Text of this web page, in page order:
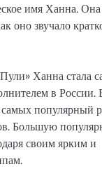
имя Ханна.
оно звучало
Ханна стала
в России.
популярный
Большую
своим ярким и